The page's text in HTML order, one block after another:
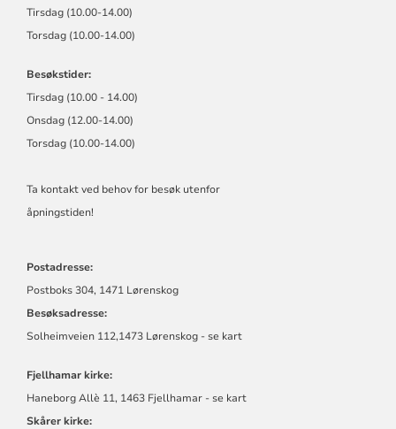
Tirsdag (10.00-14.00)
Torsdag (10.00-14.00)
Besøkstider:
Tirsdag (10.00 - 14.00)
Onsdag (12.00-14.00)
Torsdag (10.00-14.00)
Ta kontakt ved behov for besøk utenfor
åpningstiden!
Postadresse:
Postboks 304, 1471 Lørenskog
Besøksadresse:
Solheimveien 112,1473 Lørenskog - se kart
Fjellhamar kirke:
Haneborg Allè 11, 1463 Fjellhamar - se kart
Skårer kirke: